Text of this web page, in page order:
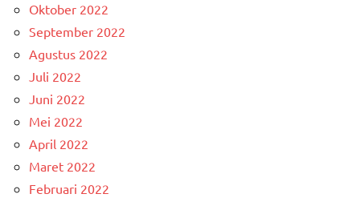
Oktober 2022
September 2022
Agustus 2022
Juli 2022
Juni 2022
Mei 2022
April 2022
Maret 2022
Februari 2022